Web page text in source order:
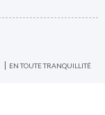
EN TOUTE TRANQUILLITÉ